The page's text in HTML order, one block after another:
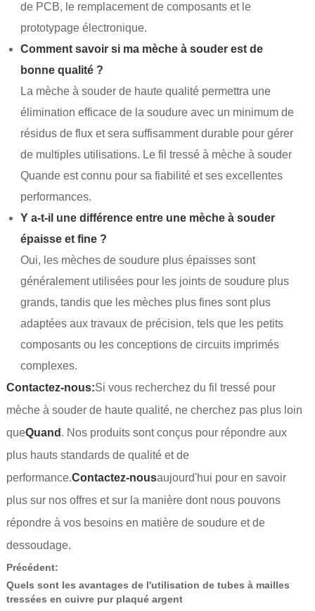
de PCB, le remplacement de composants et le
prototypage électronique.
Comment savoir si ma mèche à souder est de
bonne qualité ?
La mèche à souder de haute qualité permettra une
élimination efficace de la soudure avec un minimum de
résidus de flux et sera suffisamment durable pour gérer
de multiples utilisations. Le fil tressé à mèche à souder
Quande est connu pour sa fiabilité et ses excellentes
performances.
Y a-t-il une différence entre une mèche à souder
épaisse et fine ?
Oui, les mèches de soudure plus épaisses sont
généralement utilisées pour les joints de soudure plus
grands, tandis que les mèches plus fines sont plus
adaptées aux travaux de précision, tels que les petits
composants ou les conceptions de circuits imprimés
complexes.
Contactez-nous:Si vous recherchez du fil tressé pour
mèche à souder de haute qualité, ne cherchez pas plus loin
queQuand . Nos produits sont conçus pour répondre aux
plus hauts standards de qualité et de
performance.Contactez-nousaujourd'hui pour en savoir
plus sur nos offres et sur la manière dont nous pouvons
répondre à vos besoins en matière de soudure et de
dessoudage.
Précédent:
Quels sont les avantages de l'utilisation de tubes à mailles
tressées en cuivre pur plaqué argent